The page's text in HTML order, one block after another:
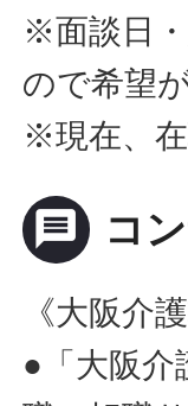
※面談日
ので希望
※現在、
message コ
《大阪介
●「大阪介